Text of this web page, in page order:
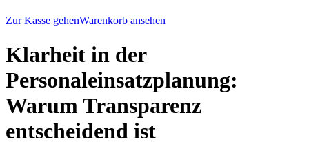
Zur Kasse gehenWarenkorb ansehen
Klarheit in der
Personaleinsatzplanung:
Warum Transparenz
entscheidend ist